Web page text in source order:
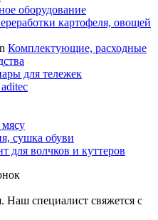
оборудование
картофеля, овощей
Комплектующие, расходные
для тележек
сушка обуви
для волчков и куттеров
Наш специалист свяжется с